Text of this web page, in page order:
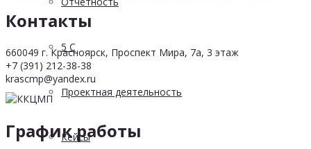
5 С
Проектная деятельность
Кейсы
Контакты
660049 г. Красноярск, Проспект Мира, 7а, 3 этаж
+7 (391) 212-38-38
krascmp@yandex.ru
График работы